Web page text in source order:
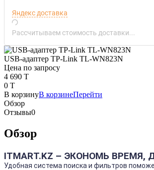
Яндекс доставка
Рассчитываем стоимость доставки...
USB-адаптер TP-Link TL-WN823N
Цена по запросу
4 690 T
0 T
В корзинуВ корзинеПерейти
Обзор
Отзывы0
Обзор
ITMART.KZ – ЭКОНОМЬ ВРЕМЯ,
Удобная система поиска и фильтров